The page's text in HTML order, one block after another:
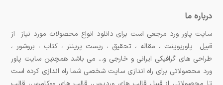
درباره ما
سایت پاور ورد مرجعی است برای دانلود انواع محصولات مورد نیاز از
قبیل پاورپوینت ، مقاله ، تحقیق ، ریست پرینتر ، کتاب ، بروشور ،
طراحی های گرافیکی ایرانی و خارجی و... می باشد همچنین سایت پاور
ورد محصولاتی برای راه اندازی سایت شخصی شما راه اندازی کرده است